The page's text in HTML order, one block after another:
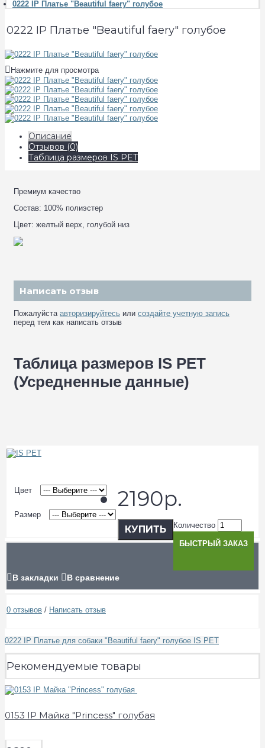
0222 IP Платье "Beautiful faery" голубое
0222 IP Платье "Beautiful faery" голубое
Нажмите для просмотра
Описание
Отзывов (0)
Таблица размеров IS PET
Премиум качество
Состав: 100% полиэстер
Цвет: желтый верх, голубой низ
Написать отзыв
Пожалуйста авторизируйтесь или создайте учетную запись
перед тем как написать отзыв
Таблица размеров IS PET
(Усредненные данные)
Цвет
Размер
2190р.
Количество
КУПИТЬ
БЫСТРЫЙ ЗАКАЗ
В закладки В сравнение
0 отзывов / Написать отзыв
0222 IP Платье для собаки "Beautiful faery" голубое IS PET
Рекомендуемые товары
0153 IP Майка "Princess" голубая